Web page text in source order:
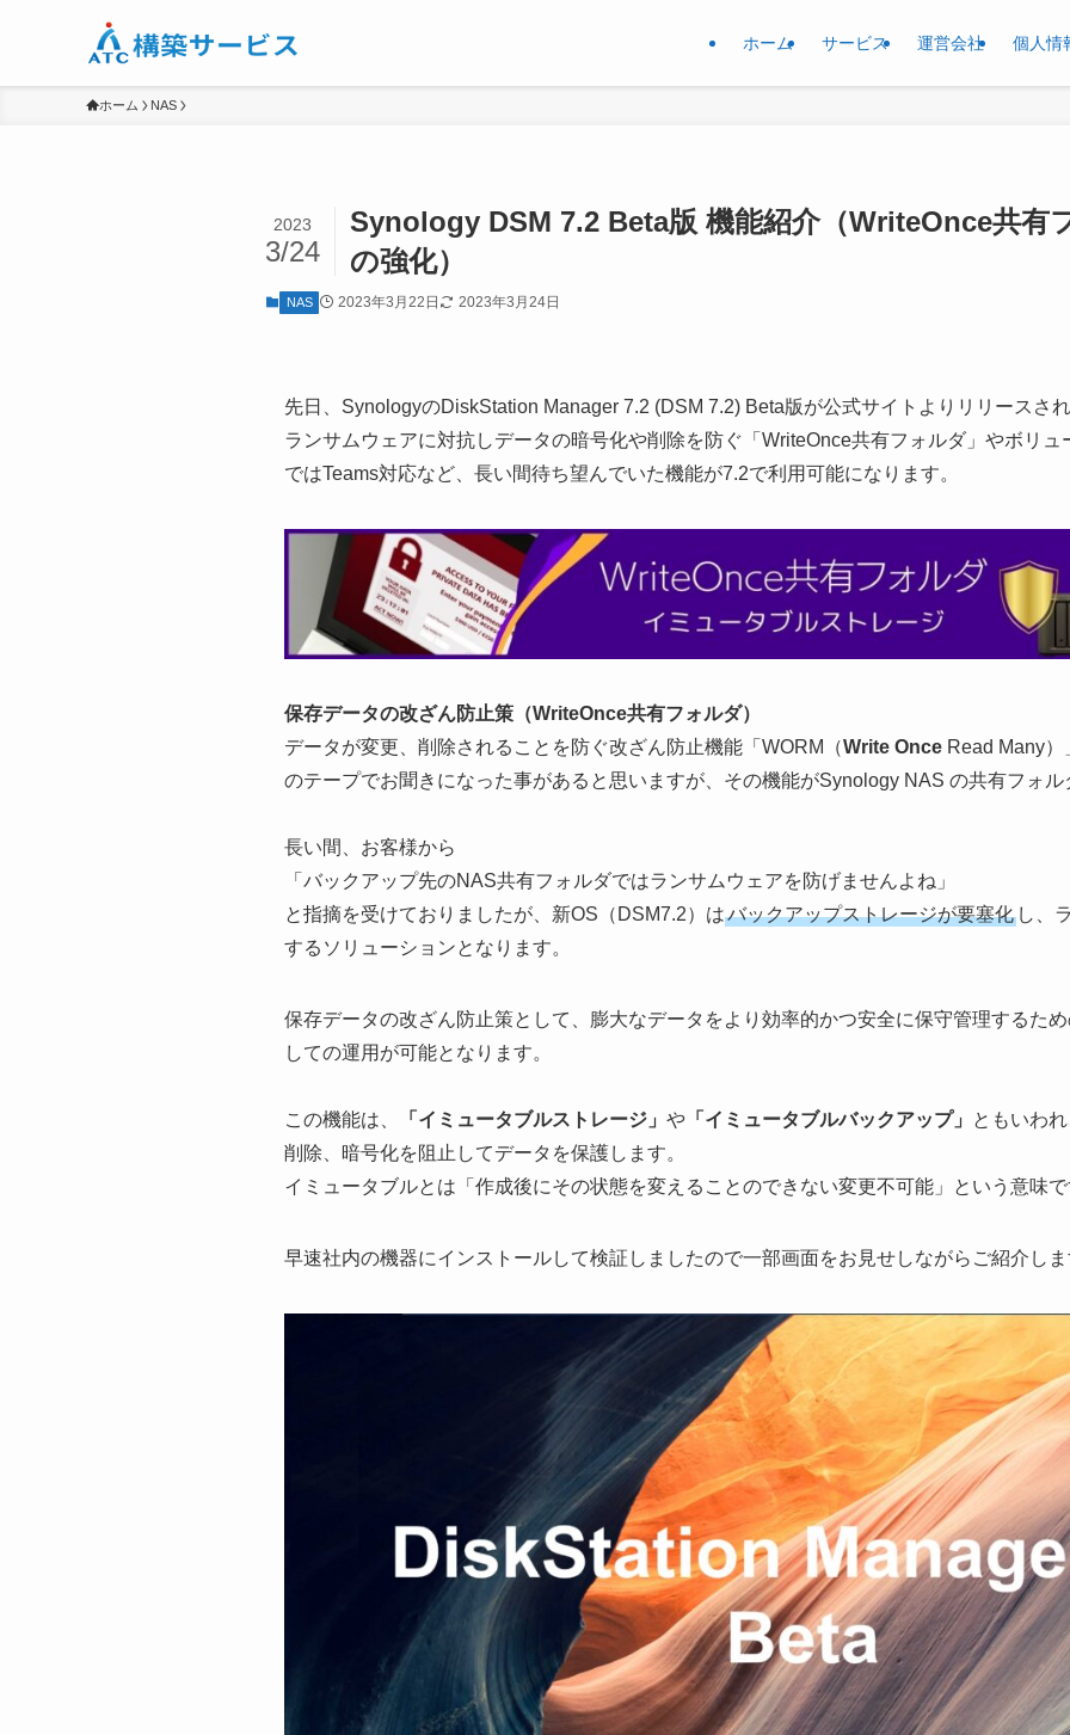
ホーム サービス 運営会社 個人情
ホーム NAS
Synology DSM 7.2 Beta版 機能紹介（WriteOnce共有
の強化）
2023
3/24
NAS 2023年3月22日 2023年3月24日
先日、SynologyのDiskStation Manager 7.2 (DSM 7.2) Beta版が公式サイトよりリリースされ
ランサムウェアに対抗しデータの暗号化や削除を防ぐ「WriteOnce共有フォルダ」やボリ
ではTeams対応など、長い間待ち望んでいた機能が7.2で利用可能になります。
保存データの改ざん防止策（WriteOnce共有フォルダ）
データが変更、削除されることを防ぐ改ざん防止機能「WORM（Write Once Read Many
のテープでお聞きになった事があると思いますが、その機能がSynology NAS の共有フォル
長い間、お客様から
「バックアップ先のNAS共有フォルダではランサムウェアを防げませんよね」
と指摘を受けておりましたが、新OS（DSM7.2）はバックアップストレージが要塞化 し、
するソリューションとなります。
保存データの改ざん防止策として、膨大なデータをより効率的かつ安全に保守管理するた
しての運用が可能となります。
この機能は、 「イミュータブルストレージ」 や 「イミュータブルバックアップ」
ともいわ
削除、暗号化を阻止してデータを保護します。
イミュータブルとは「作成後にその状態を変えることのできない変更不可能」という意味で
早速社内の機器にインストールして検証しましたので一部画面をお見せしながらご紹介しま